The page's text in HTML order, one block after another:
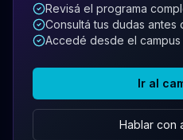
Revisá el programa
Consultá tus dudas antes
Accedé desde el campus
Ir al
Hablar con